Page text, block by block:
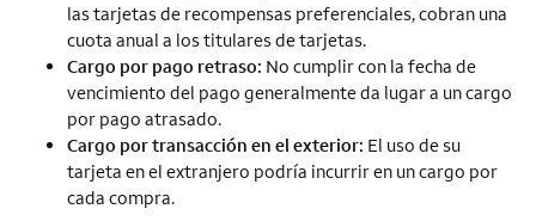
las tarjetas de recompensas preferenciales, cobran una
cuota anual a los titulares de tarjetas.
Cargo por pago retraso: No cumplir con la fecha de
vencimiento del pago generalmente da lugar a un cargo
por pago atrasado.
Cargo por transacción en el exterior: El uso de su
tarjeta en el extranjero podría incurrir en un cargo por
cada compra.